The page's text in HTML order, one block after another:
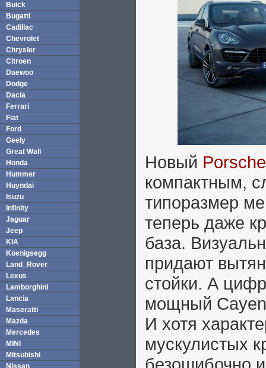
Buick
Bugatti
Cadillac
Chevrolet
Chrysler
Citroen
Daewoo
Dodge
Dacia
Ferrari
Fiat
Ford
Geely
Great Wall
Honda
Hummer
Huyndai
Isuzu
Infinity
Jaguar
Jeep
KIA
Koenigsegg
Land_Rover
Lexus
Lamborghini
Lancia
Maseratti
Mazda
Mercedes
MINI
Mitsubishi
Nissan
Новый
компактным,
типоразмер
теперь даже
база.
придают
стойки. А
мощный
И хотя
мускулистых